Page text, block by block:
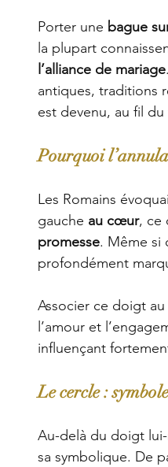
Porter une bague
la plupart
l’alliance de mariage.
antiques, traditions
est devenu, au fil
Pourquoi
Les Romains
gauche au cœur, ce
promesse. Même si
profondément
Associer ce doigt
l’amour et
influençant
Le cercle :
Au-delà du doigt
sa symbolique. De